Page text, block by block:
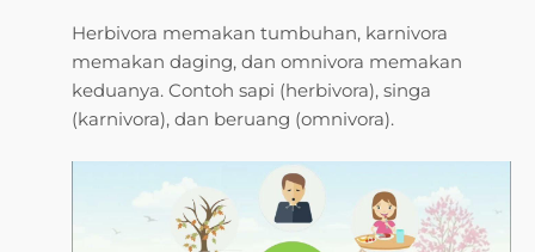
Herbivora memakan tumbuhan, karnivora
memakan daging, dan omnivora memakan
keduanya. Contoh sapi (herbivora), singa
(karnivora), dan beruang (omnivora).